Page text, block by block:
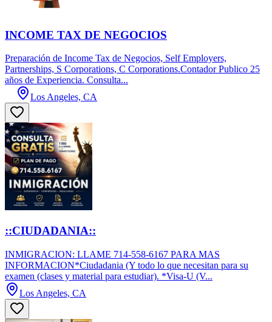
INCOME TAX DE NEGOCIOS
Preparación de Income Tax de Negocios, Self Employers,
Partnerships, S Corporations, C Corporations.Contador Publico 25
años de Experiencia. Consulta...
Los Angeles, CA
::CIUDADANIA::
INMIGRACION: LLAME 714-558-6167 PARA MAS
INFORMACION*Ciudadania (Y todo lo que necesitan para su
examen (clases y material para estudiar). *Visa-U (V...
Los Angeles, CA